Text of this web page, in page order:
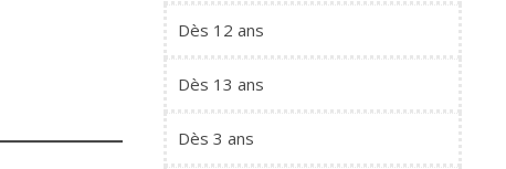
Dès 12 ans
Dès 13 ans
Dès 3 ans